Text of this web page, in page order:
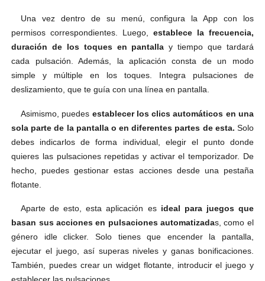
Una vez dentro de su menú, configura la App con los
permisos correspondientes. Luego, establece la frecuencia,
duración de los toques en pantalla y tiempo que tardará
cada pulsación. Además, la aplicación consta de un modo
simple y múltiple en los toques. Integra pulsaciones de
deslizamiento, que te guía con una línea en pantalla.
Asimismo, puedes establecer los clics automáticos en una
sola parte de la pantalla o en diferentes partes de esta. Solo
debes indicarlos de forma individual, elegir el punto donde
quieres las pulsaciones repetidas y activar el temporizador. De
hecho, puedes gestionar estas acciones desde una pestaña
flotante.
Aparte de esto, esta aplicación es ideal para juegos que
basan sus acciones en pulsaciones automatizadas, como el
género idle clicker. Solo tienes que encender la pantalla,
ejecutar el juego, así superas niveles y ganas bonificaciones.
También, puedes crear un widget flotante, introducir el juego y